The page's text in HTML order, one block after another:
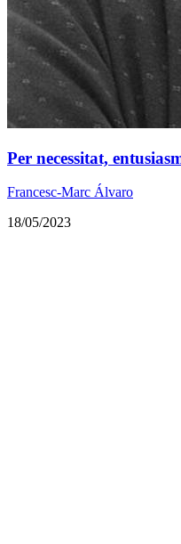
Per necessitat,
Francesc-Marc Álvaro
18/05/2023